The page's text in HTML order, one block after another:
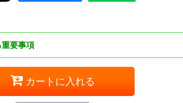
要事項
カートに入れる